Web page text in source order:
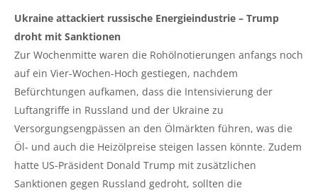
Ukraine attackiert russische Energieindustrie – Trump
droht mit Sanktionen
Zur Wochenmitte waren die Rohölnotierungen anfangs noch
auf ein Vier-Wochen-Hoch gestiegen, nachdem
Befürchtungen aufkamen, dass die Intensivierung der
Luftangriffe in Russland und der Ukraine zu
Versorgungsengpässen an den Ölmärkten führen, was die
Öl- und auch die Heizölpreise steigen lassen könnte. Zudem
hatte US-Präsident Donald Trump mit zusätzlichen
Sanktionen gegen Russland gedroht, sollten die